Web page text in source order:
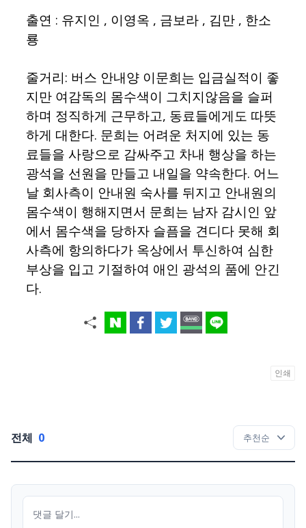
출연 : 유지인 , 이영옥 , 금보라 , 김만 , 한소
룡
줄거리: 버스 안내양 이문희는 입금실적이 좋
지만 여감독의 몸수색이 그치지않음을 슬퍼
하며 정직하게 근무하고, 동료들에게도 따뜻
하게 대한다. 문희는 어려운 처지에 있는 동
료들을 사랑으로 감싸주고 차내 행상을 하는
광석을 선원을 만들고 내일을 약속한다. 어느
날 회사측이 안내원 숙사를 뒤지고 안내원의
몸수색이 행해지면서 문희는 남자 감시인 앞
에서 몸수색을 당하자 슬픔을 견디다 못해 회
사측에 항의하다가 옥상에서 투신하여 심한
부상을 입고 기절하여 애인 광석의 품에 안긴
다.
인쇄
전체 0